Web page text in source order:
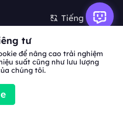
Tiếng Việt
dịch vụ
tư
để nâng cao trải nghiệm
suất cũng như lưu lượng
chúng tôi.